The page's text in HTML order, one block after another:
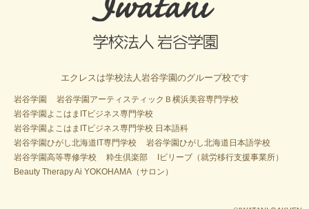
エクレスは学校法人岩谷学園のグループ校です
岩谷学園
岩谷学園アーティスティックＢ横浜美容専門学校
岩谷学園よこはまITビジネス専門学校
岩谷学園よこはまITビジネス専門学校 日本語科
岩谷学園ひがし北海道IT専門学校
岩谷学園ひがし北海道日本語学校
岩谷学園高等専修学校
粋生倶楽部
Iビリーブ（就労移行支援事業所）
Beauty Therapy Ai YOKOHAMA（サロン）